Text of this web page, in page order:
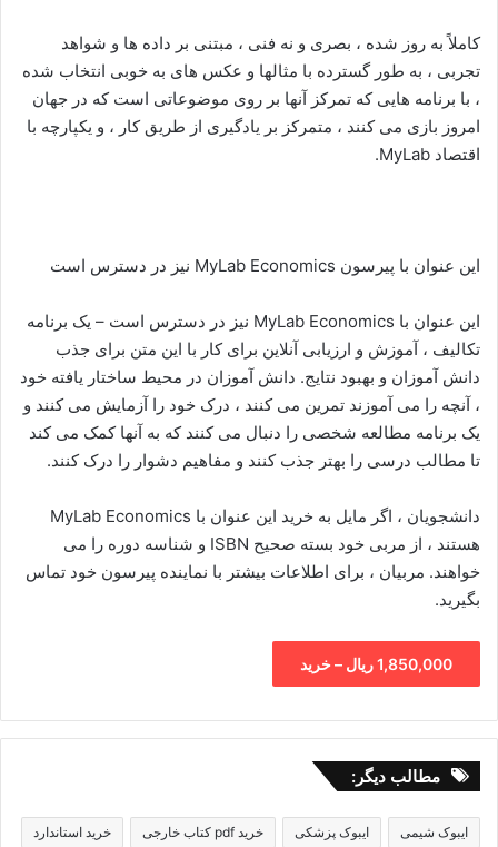
کاملاً به روز شده ، بصری و نه فنی ، مبتنی بر داده ها و شواهد
تجربی ، به طور گسترده با مثالها و عکس های به خوبی انتخاب شده
، با برنامه هایی که تمرکز آنها بر روی موضوعاتی است که در جهان
امروز بازی می کنند ، متمرکز بر یادگیری از طریق کار ، و یکپارچه با
اقتصاد MyLab.
این عنوان با پیرسون MyLab Economics نیز در دسترس است
این عنوان با MyLab Economics نیز در دسترس است – یک برنامه
تکالیف ، آموزش و ارزیابی آنلاین برای کار با این متن برای جذب
دانش آموزان و بهبود نتایج. دانش آموزان در محیط ساختار یافته خود
، آنچه را می آموزند تمرین می کنند ، درک خود را آزمایش می کنند و
یک برنامه مطالعه شخصی را دنبال می کنند که به آنها کمک می کند
تا مطالب درسی را بهتر جذب کنند و مفاهیم دشوار را درک کنند.
دانشجویان ، اگر مایل به خرید این عنوان با MyLab Economics
هستند ، از مربی خود بسته صحیح ISBN و شناسه دوره را می
خواهند. مربیان ، برای اطلاعات بیشتر با نماینده پیرسون خود تماس
بگیرید.
1,850,000 ریال – خرید
مطالب دیگر:
ایبوک شیمی ایبوک پزشکی خرید pdf کتاب خارجی خرید استاندارد